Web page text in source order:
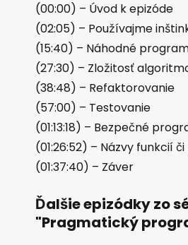
o
p
r
e
h
r
á
v
č
(00:00) – Úvod k epizóde
(02:05) – Používajme
(15:40) – Náhodné
(27:30) – Zložitosť
(38:48) – Refaktorovanie
(57:00) – Testovanie
(01:13:18) – Bezpečné
(01:26:52) – Názvy funkcií
(01:37:40) – Záver
Ďalšie epizódky zo
"Pragmatický